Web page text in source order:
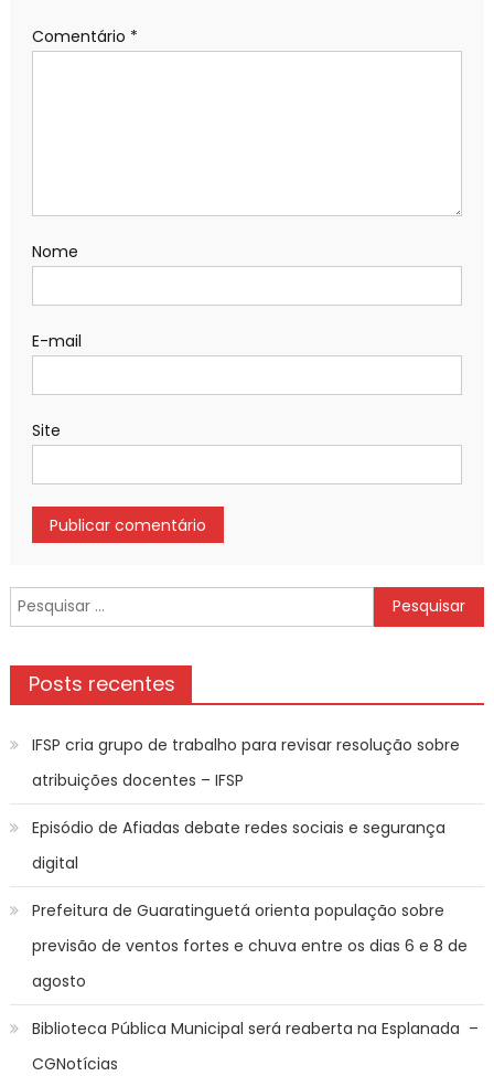
Comentário *
Nome
E-mail
Site
Pesquisar
por:
Posts recentes
IFSP cria grupo de trabalho para revisar resolução sobre
atribuições docentes – IFSP
Episódio de Afiadas debate redes sociais e segurança
digital
Prefeitura de Guaratinguetá orienta população sobre
previsão de ventos fortes e chuva entre os dias 6 e 8 de
agosto
Biblioteca Pública Municipal será reaberta na Esplanada –
CGNotícias